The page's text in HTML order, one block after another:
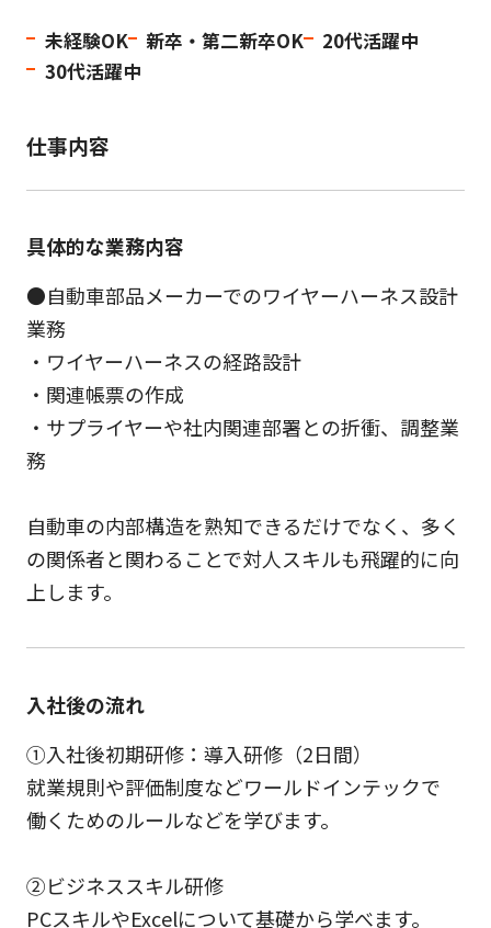
未経験OK 新卒・第二新卒OK
20代活躍中
30代活躍中
仕事内容
具体的な業務内容
●自動車部品メーカーでのワイヤーハーネス設計
業務
・ワイヤーハーネスの経路設計
・関連帳票の作成
・サプライヤーや社内関連部署との折衝、調整業
務
自動車の内部構造を熟知できるだけでなく、多く
の関係者と関わることで対人スキルも飛躍的に向
上します。
入社後の流れ
①入社後初期研修：導入研修（2日間）
就業規則や評価制度などワールドインテックで
働くためのルールなどを学びます。
②ビジネススキル研修
PCスキルやExcelについて基礎から学べます。